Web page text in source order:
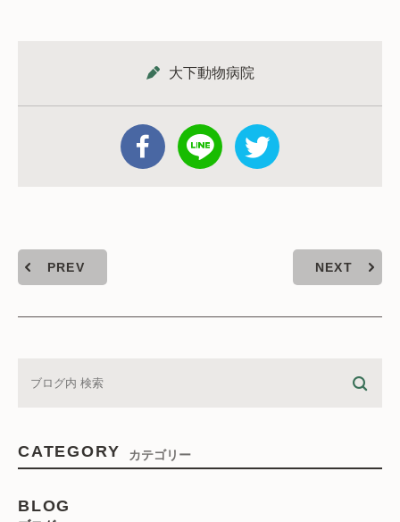
大下動物病院
PREV NEXT
CATEGORY カテゴリー
BLOG